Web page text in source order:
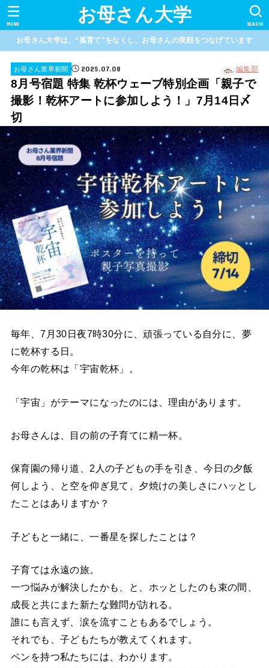
お母さん大学 SEARCH
MENU
お母さん大学は、“孤育て”をなくし、お母さんの笑顔をつなげています
お母さん業界新聞 2025.07.08 編集部
8月号宿題 特集 乾杯ウェーブ特別企画「親子で
撮影！乾杯アートに参加しよう！」7月14日〆
切
毎年、7月30日夜7時30分に、頑張っている自分に、夢
に乾杯する日。
今年の乾杯は「宇宙乾杯」。
「宇宙」がテーマになったのには、理由があります。
お母さんは、目の前の子育てに精一杯。
保育園の帰り道、2人の子どもの手を引き、今日の夕飯
何しよう、と空を仰ぎ見て、夕焼けの美しさにハッとし
たことはありますか？
子どもと一緒に、一番星を探したことは？
子育ては永遠の旅。
一つ悩みが解決したかも、と、ホッとしたのも束の間、
成長と共にまた新たな難問が訪れる。
誰にも言えず、涙を流すこともあるでしょう。
それでも、子どもたちが教えてくれます。
ペンを持つ私たちには、わかります。